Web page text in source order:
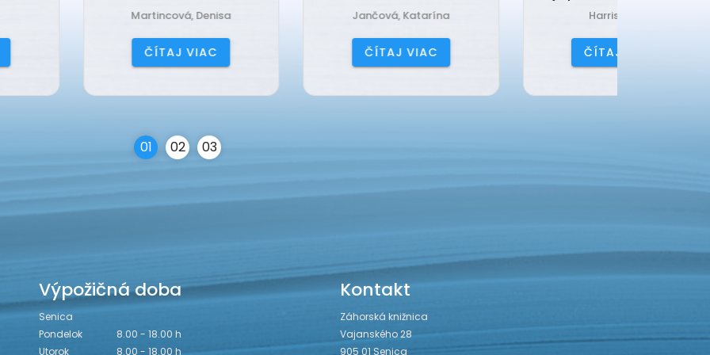
01 02 03
Výpožičná doba
Senica
Pondelok
8.00 - 18.00 h
Utorok
8.00 - 18.00 h
Kontakt
Záhorská knižnica
Vajanského 28
905 01 Senica